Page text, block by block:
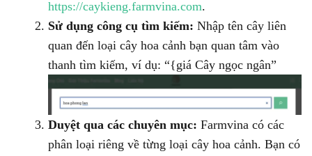
https://caykieng.farmvina.com.
Sử dụng công cụ tìm kiếm: Nhập tên cây liên
quan đến loại cây hoa cảnh bạn quan tâm vào
thanh tìm kiếm, ví dụ: “{giá Cây ngọc ngân”
Duyệt qua các chuyên mục: Farmvina có các
phân loại riêng về từng loại cây hoa cảnh. Bạn có